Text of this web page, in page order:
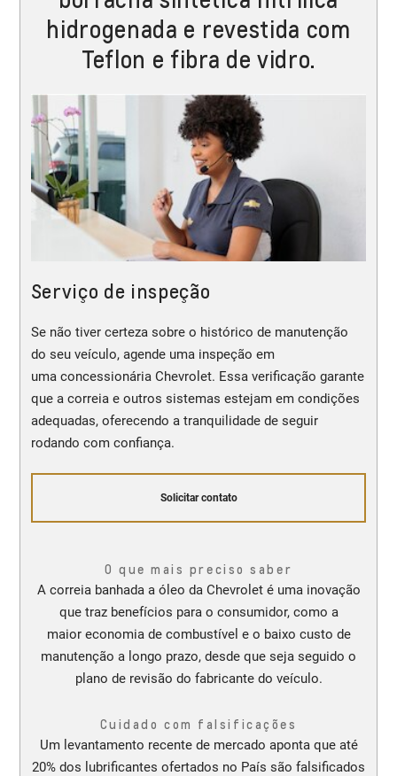
hidrogenada e revestida com
Teflon e fibra de vidro.
Serviço de inspeção
Se não tiver certeza sobre o histórico de manutenção
do seu veículo, agende uma inspeção em
uma concessionária Chevrolet. Essa verificação garante
que a correia e outros sistemas estejam em condições
adequadas, oferecendo a tranquilidade de seguir
rodando com confiança.
Solicitar contato
O que mais preciso saber
A correia banhada a óleo da Chevrolet é uma inovação
que traz benefícios para o consumidor, como a
maior economia de combustível e o baixo custo de
manutenção a longo prazo, desde que seja seguido o
plano de revisão do fabricante do veículo.
Cuidado com falsificações
Um levantamento recente de mercado aponta que até
20% dos lubrificantes ofertados no País são falsificados